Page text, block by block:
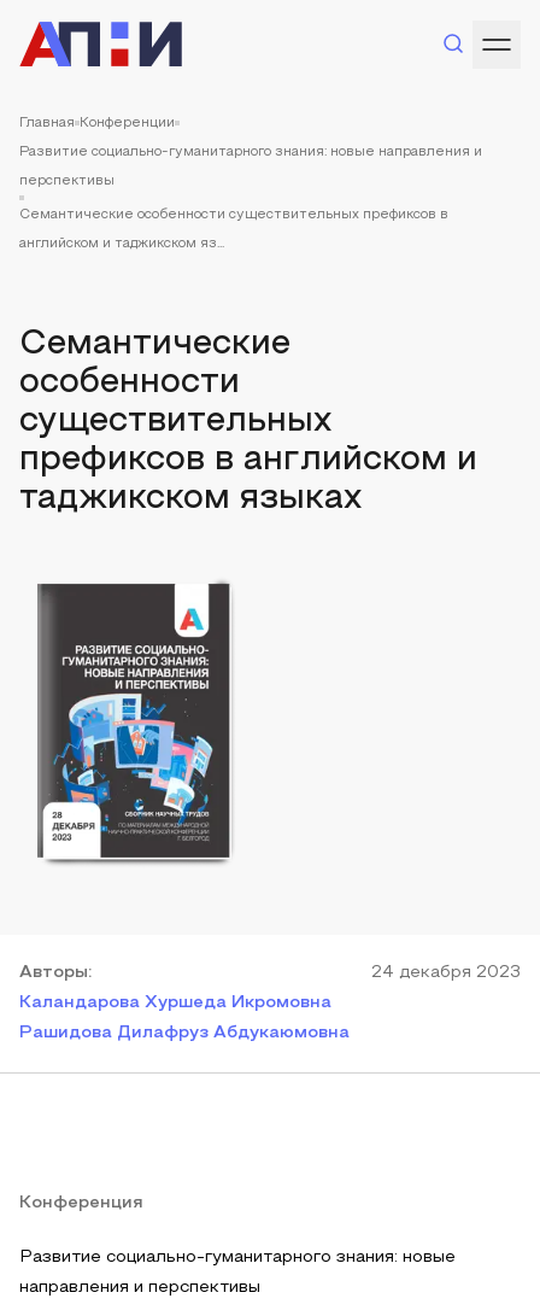
Главная Конференции
Развитие социально-гуманитарного знания: новые направления и
перспективы
Семантические особенности существительных префиксов в
английском и таджикском яз...
Семантические
особенности
существительных
префиксов в английском и
таджикском языках
Авторы:
Каландарова Хуршеда Икромовна
Рашидова Дилафруз Абдукаюмовна
24 декабря 2023
Конференция
Развитие социально-гуманитарного знания: новые
направления и перспективы